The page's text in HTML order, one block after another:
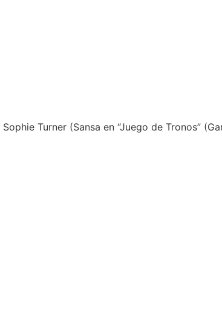
Turner (Sansa en “Juego de Tronos”